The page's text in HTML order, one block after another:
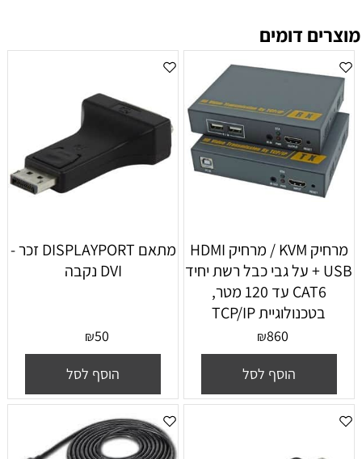
מוצרים דומים
מרחיק KVM / מרחיק HDMI
+ USB על גבי כבל רשת יחיד
CAT6 עד 120 מטר,
בטכנולוגיית TCP/IP
₪860
הוסף לסל
מתאם DISPLAYPORT זכר -
DVI נקבה
₪50
הוסף לסל